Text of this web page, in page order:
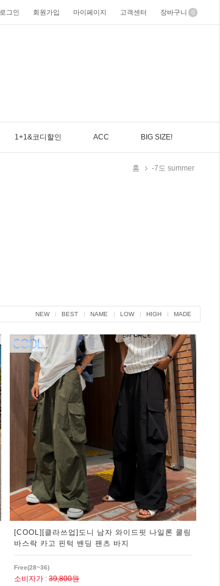
로그인 회원가입 마이페이지 고객센터 장바구니 0
1+1&코디할인 ACC BIG SIZE!
홈 -7도 summer
NEW BEST NAME LOW HIGH MADE
[COOL][클라쓰업]도니 남자 와이드핏 나일론 쿨링
바스락 카고 핀턱 밴딩 팬츠 바지
Free(28~36)
소비자가 : 39,800원